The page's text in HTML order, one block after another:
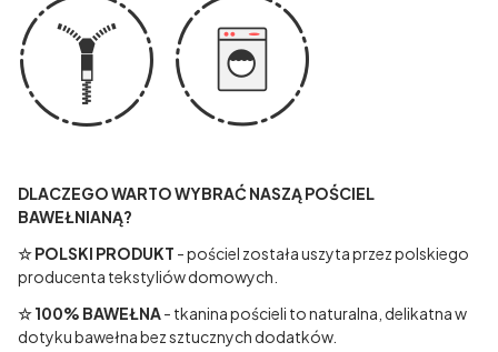
DLACZEGO WARTO WYBRAĆ NASZĄ POŚCIEL
BAWEŁNIANĄ?
☆ POLSKI PRODUKT - pościel została uszyta przez polskiego
producenta tekstyliów domowych.
☆ 100% BAWEŁNA- tkanina pościeli to naturalna, delikatna w
dotyku bawełna bez sztucznych dodatków.